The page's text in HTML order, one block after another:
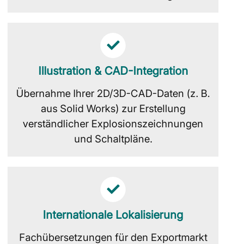
Illustration & CAD-Integration
Übernahme Ihrer 2D/3D-CAD-Daten (z. B.
aus Solid Works) zur Erstellung
verständlicher Explosionszeichnungen
und Schaltpläne.
Internationale Lokalisierung
Fachübersetzungen für den Exportmarkt